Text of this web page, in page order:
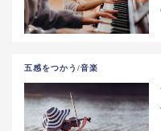
五感をつかう/音楽